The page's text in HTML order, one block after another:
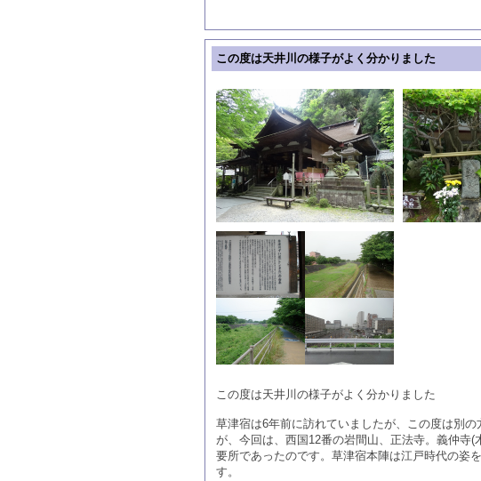
この度は天井川の様子がよく分かりました
この度は天井川の様子がよく分かりました
草津宿は6年前に訪れていましたが、この度は別
が、今回は、西国12番の岩間山、正法寺。義仲寺
要所であったのです。草津宿本陣は江戸時代の姿
す。